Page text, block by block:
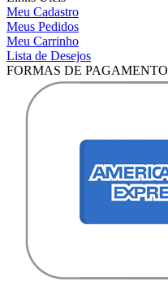
Meu Cadastro
Meus Pedidos
Meu Carrinho
Lista de Desejos
FORMAS DE PAGAMENTO